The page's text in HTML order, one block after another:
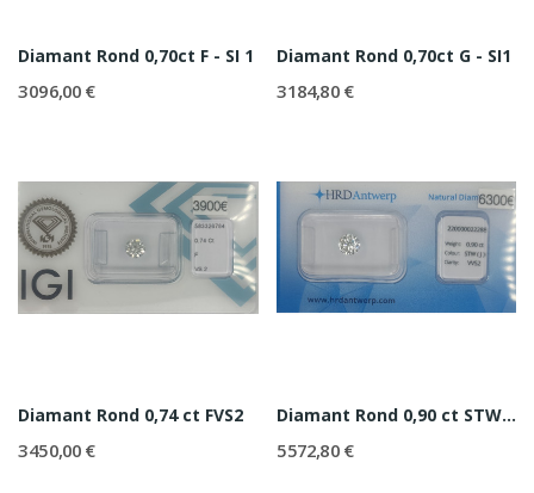
Diamant Rond 0,70ct F - SI 1
3 096,00 €
Diamant Rond 0,70ct G - SI1
3 184,80 €
Diamant Rond 0,74 ct FVS2
3 450,00 €
Diamant Rond 0,90 ct STW (J) VVS2
5 572,80 €